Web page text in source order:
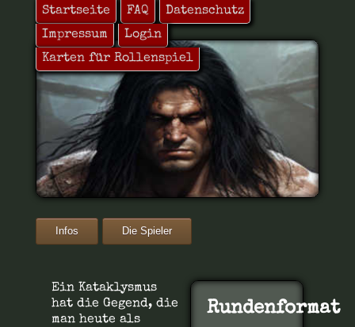
Startseite FAQ
Datenschutz
Impressum
Login
Karten für Rollenspiel
Farlornslant
Infos Die Spieler
Ein Kataklysmus
hat die Gegend, die
man heute als
Rundenformat